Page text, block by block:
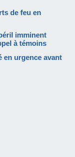
de feu en
imminent
à témoins
en urgence avant